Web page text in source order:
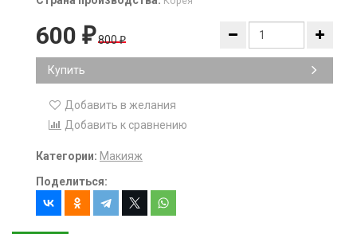
600 ₽800₽
Купить
Добавить в желания
Добавить к сравнению
Категории: Макияж
Поделиться: